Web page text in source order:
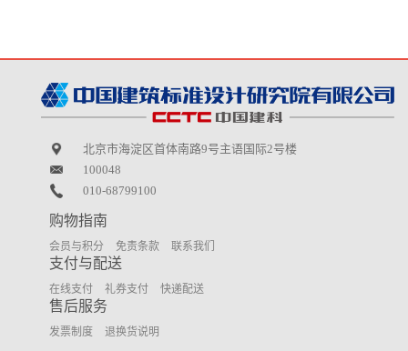
北京市海淀区首体南路9号主语国际2号楼
100048
010-68799100
购物指南
会员与积分 免责条款 联系我们
支付与配送
在线支付 礼券支付 快递配送
售后服务
发票制度 退换货说明